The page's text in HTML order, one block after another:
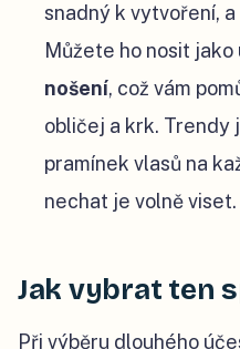
snadný k vytvoření,
Můžete ho nosit jako
nošení, což vám
obličej a krk. Trendy
pramínek vlasů na
nechat je volně viset.
Jak vybrat ten
Při výběru dlouhého